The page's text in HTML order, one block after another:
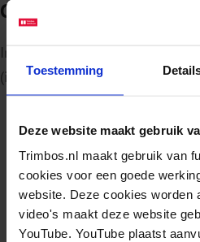
Toestemming
Deze website maakt gebruik
Trimbos.nl maakt gebruik van
cookies voor een goede
website. Deze cookies worden
video's maakt deze website
YouTube. YouTube plaatst
Centrum voor
In ons
(informatie over) GGZ-